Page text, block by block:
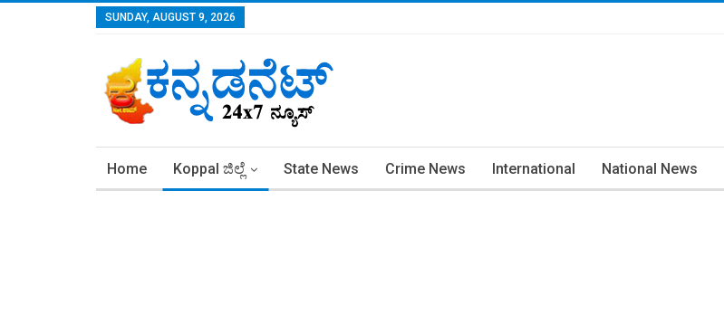
SUNDAY, AUGUST 9, 2026
Home Koppal ಜಿಲ್ಲೆ State News Crime News International National News